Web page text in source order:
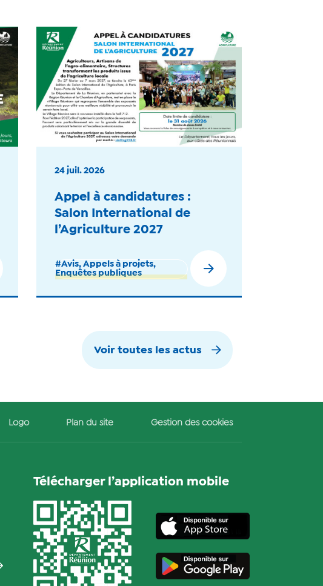
24 juil. 2026
Appel à candidatures :
Salon International de
l’Agriculture 2027
#Avis, Appels à projets,
Enquêtes publiques
Voir toutes les actus
Logo Plan du site Gestion des cookies
Télécharger l’application mobile